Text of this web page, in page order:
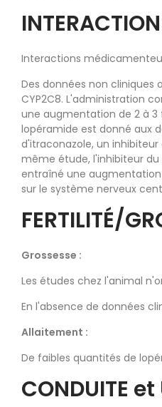
Interactions
Des données non
CYP2C8. L'administration
une augmentation de 2 à
lopéramide est donné aux
d'itraconazole, un
même étude, l'inhibiteur
entraîné une
sur le système nerveux
FERTILITÉ/
Grossesse :
Les études chez l'animal
En l'absence de données
Allaitement :
De faibles quantités de
CONDUITE et